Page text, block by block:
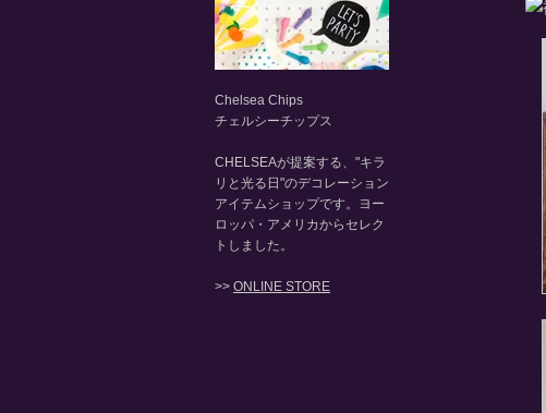
Chelsea Chips
チェルシーチップス
CHELSEAが提案する、"キラ
リと光る日"のデコレーション
アイテムショップです。ヨー
ロッパ・アメリカからセレク
トしました。
>> ONLINE STORE